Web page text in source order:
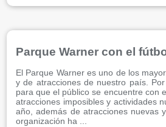
Parque Warner con el
El Parque Warner es uno de los
y de atracciones de nuestro país.
para que el público se encuentre con
atracciones imposibles y actividades
año, además de atracciones nuevas
organización ha ...